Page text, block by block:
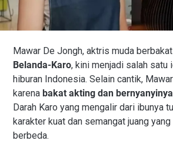
Mawar De Jongh, aktris muda
Belanda-Karo, kini menjadi salah satu
hiburan Indonesia. Selain cantik,
karena bakat akting dan bernyanyinya
Darah Karo yang mengalir dari ibunya
karakter kuat dan semangat juang
berbeda.